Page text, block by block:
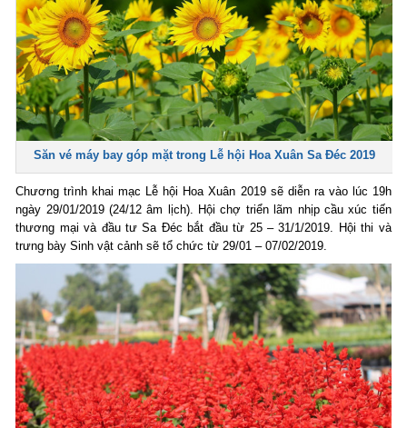
Săn vé máy bay góp mặt trong Lễ hội Hoa Xuân Sa Đéc 2019
Chương trình khai mạc Lễ hội Hoa Xuân 2019 sẽ diễn ra vào lúc 19h
ngày 29/01/2019 (24/12 âm lịch). Hội chợ triển lãm nhịp cầu xúc tiến
thương mại và đầu tư Sa Đéc bắt đầu từ 25 – 31/1/2019. Hội thi và
trưng bày Sinh vật cảnh sẽ tổ chức từ 29/01 – 07/02/2019.